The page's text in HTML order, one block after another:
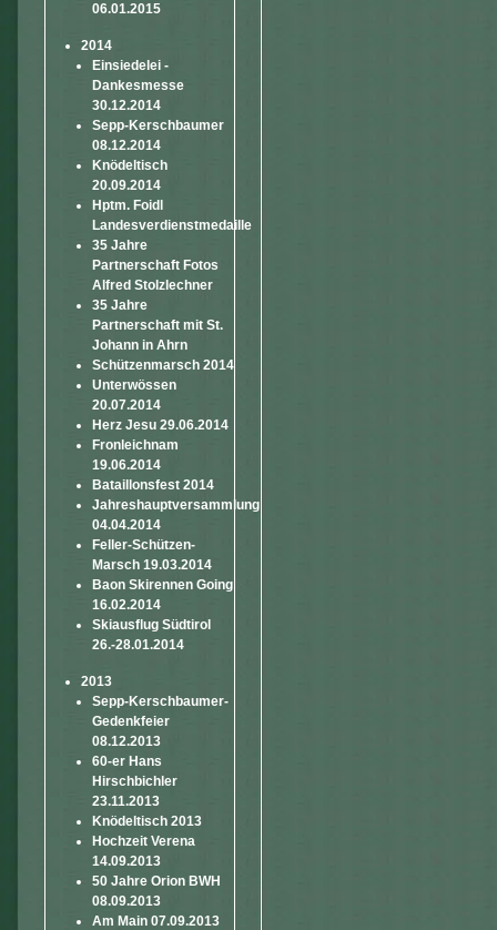
06.01.2015
2014
Einsiedelei -
Dankesmesse
30.12.2014
Sepp-Kerschbaumer
08.12.2014
Knödeltisch
20.09.2014
Hptm. Foidl
Landesverdienstmedaille
35 Jahre
Partnerschaft Fotos
Alfred Stolzlechner
35 Jahre
Partnerschaft mit St.
Johann in Ahrn
Schützenmarsch 2014
Unterwössen
20.07.2014
Herz Jesu 29.06.2014
Fronleichnam
19.06.2014
Bataillonsfest 2014
Jahreshauptversammlung
04.04.2014
Feller-Schützen-
Marsch 19.03.2014
Baon Skirennen Going
16.02.2014
Skiausflug Südtirol
26.-28.01.2014
2013
Sepp-Kerschbaumer-
Gedenkfeier
08.12.2013
60-er Hans
Hirschbichler
23.11.2013
Knödeltisch 2013
Hochzeit Verena
14.09.2013
50 Jahre Orion BWH
08.09.2013
Am Main 07.09.2013